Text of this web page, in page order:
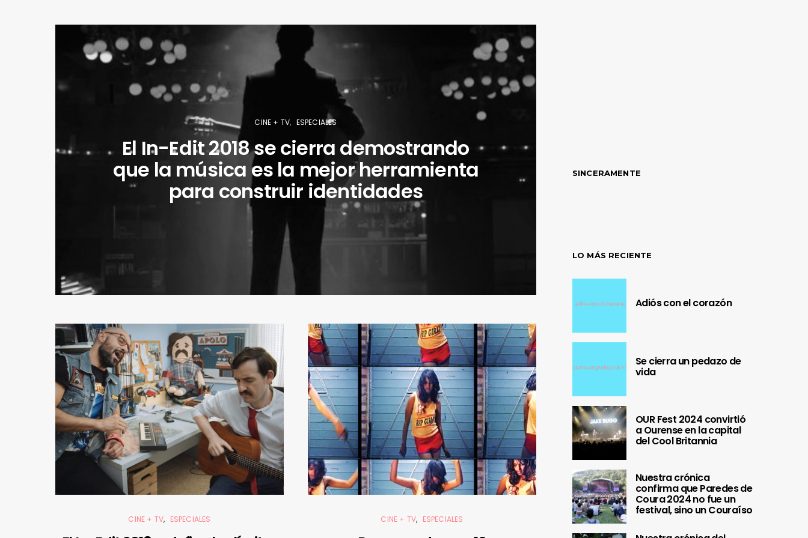
CINE + TV ESPECIALES
El In-Edit 2018 se cierra demostrando
que la música es la mejor herramienta
para construir identidades
CINE + TV ESPECIALES CINE + TV ESPECIALES
SINCERAMENTE
LO MÁS RECIENTE
Adiós con el corazón
Se cierra un pedazo de
vida
OUR Fest 2024 convirtió
a Ourense en la capital
del Cool Britannia
Nuestra crónica
confirma que Paredes de
Coura 2024 no fue un
festival, sino un Couraíso